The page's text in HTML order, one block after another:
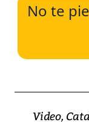
No te
Video,